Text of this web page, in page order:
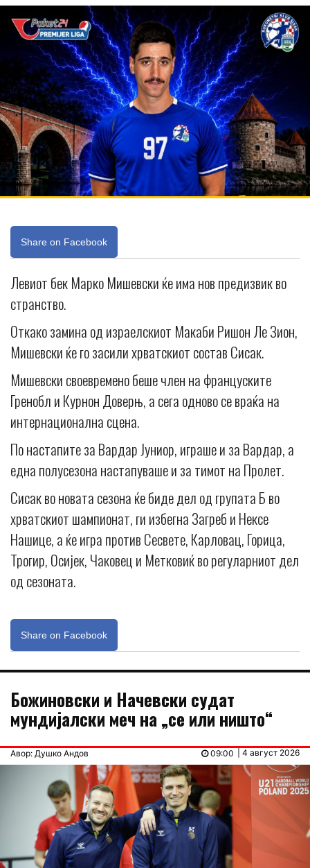
Share on Facebook
Левиот бек Марко Мишевски ќе има нов предизвик во
странство.
Откако замина од израелскиот Макаби Ришон Ле Зион,
Мишевски ќе го засили хрватскиот состав Сисак.
Мишевски своевремено беше член на француските
Гренобл и Курнон Доверњ, а сега одново се враќа на
интернационална сцена.
По настапите за Вардар Јуниор, играше и за Вардар, а
една полусезона настапуваше и за тимот на Пролет.
Сисак во новата сезона ќе биде дел од групата Б во
хрватскиот шампионат, ги избегна Загреб и Нексе
Нашице, а ќе игра против Сесвете, Карловац, Горица,
Трогир, Осијек, Чаковец и Метковиќ во регуларниот дел
од сезоната.
Share on Facebook
Божиновски и Начевски судат
мундијалски меч на „се или ништо“
Авор: Душко Андов | 4 август 2026
09:00